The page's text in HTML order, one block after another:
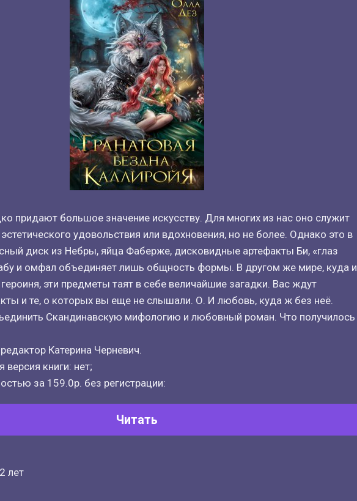
придают большое значение искусству. Для многих из нас оно служит
удовольствия или вдохновения, но не более. Однако это в
диск из Небры, яйца Фаберже, дисковидные артефакты Би, «глаз
и омфал объединяет лишь общность формы. В другом же мире, куда и
эти предметы таят в себе величайшие загадки. Вас ждут
и те, о которых вы еще не слышали. О. И любовь, куда ж без неё.
Скандинавскую мифологию и любовный роман. Что получилось
Катерина Черневич.
версия книги: нет;
за 159.0р. без регистрации:
Читать
лет